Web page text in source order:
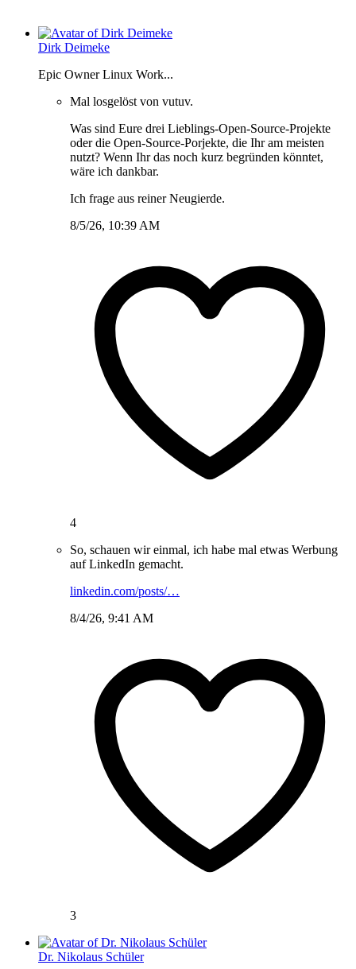
Dirk Deimeke
Epic Owner Linux Work...
Mal losgelöst von vutuv.
Was sind Eure drei Lieblings-Open-Source-Projekte
oder die Open-Source-Porjekte, die Ihr am meisten
nutzt? Wenn Ihr das noch kurz begründen könntet,
wäre ich dankbar.
Ich frage aus reiner Neugierde.
8/5/26, 10:39 AM
4
So, schauen wir einmal, ich habe mal etwas Werbung
auf LinkedIn gemacht.
linkedin.com/posts/…
8/4/26, 9:41 AM
3
Dr. Nikolaus Schüler